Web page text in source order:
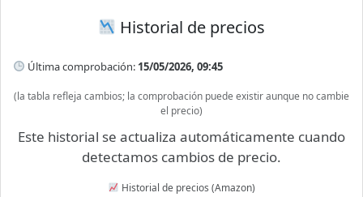
Historial de precios
Última comprobación: 15/05/2026, 09:45
(la tabla refleja cambios; la comprobación puede existir aunque no cambie
el precio)
Este historial se actualiza automáticamente cuando
detectamos cambios de precio.
Historial de precios (Amazon)